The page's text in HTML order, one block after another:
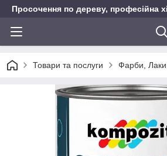
Просочення по дереву, професійна
Товари та послуги Фарби,